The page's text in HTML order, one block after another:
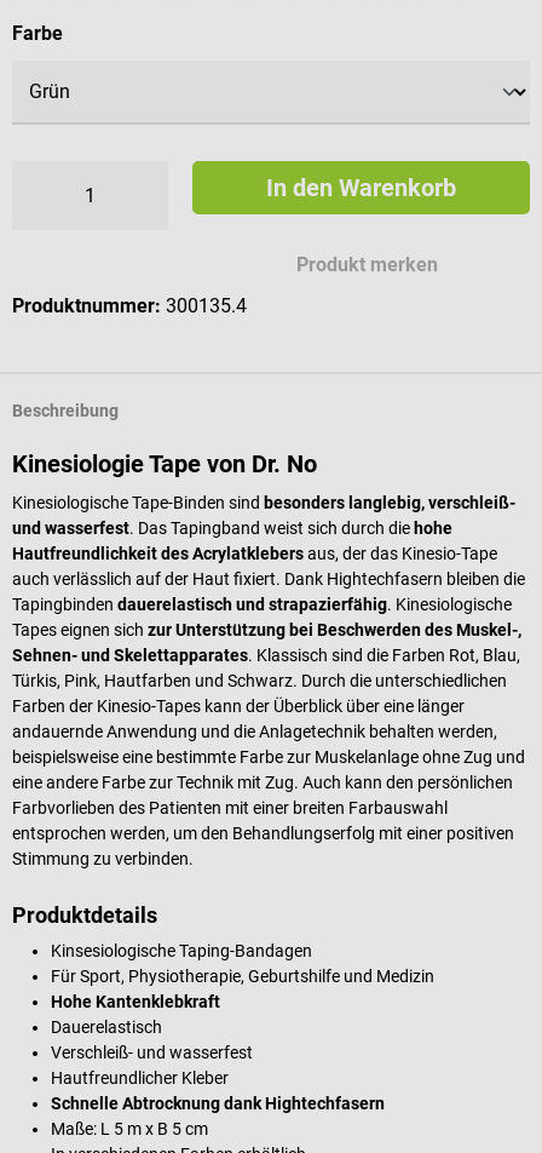
Farbeauswählen
In den Warenkorb
Produkt merken
Produktnummer: 300135.4
Beschreibung
Kinesiologie Tape von Dr. No
Kinesiologische Tape-Binden sind besonders langlebig, verschleiß-
und wasserfest. Das Tapingband weist sich durch die hohe
Hautfreundlichkeit des Acrylatklebersaus, der das Kinesio-Tape
auch verlässlich auf der Haut fixiert. Dank Hightechfasern bleiben die
Tapingbinden dauerelastisch und strapazierfähig. Kinesiologische
Tapes eignen sich zur Unterstützung bei Beschwerden des Muskel-,
Sehnen- und Skelettapparates. Klassisch sind die Farben Rot, Blau,
Türkis, Pink, Hautfarben und Schwarz. Durch die unterschiedlichen
Farben der Kinesio-Tapes kann der Überblick über eine länger
andauernde Anwendung und die Anlagetechnik behalten werden,
beispielsweise eine bestimmte Farbe zur Muskelanlage ohne Zug und
eine andere Farbe zur Technik mit Zug. Auch kann den persönlichen
Farbvorlieben des Patienten mit einer breiten Farbauswahl
entsprochen werden, um den Behandlungserfolg mit einer positiven
Stimmung zu verbinden.
Produktdetails
Kinsesiologische Taping-Bandagen
Für Sport, Physiotherapie, Geburtshilfe und Medizin
Hohe Kantenklebkraft
Dauerelastisch
Verschleiß- und wasserfest
Hautfreundlicher Kleber
Schnelle Abtrocknung dank Hightechfasern
Maße: L 5 m x B 5 cm